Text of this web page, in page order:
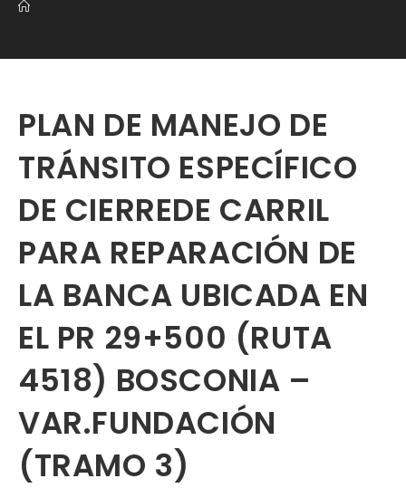
PLAN DE MANEJO DE
TRÁNSITO ESPECÍFICO
DE CIERREDE CARRIL
PARA REPARACIÓN DE
LA BANCA UBICADA EN
EL PR 29+500 (RUTA
4518) BOSCONIA –
VAR.FUNDACIÓN
(TRAMO 3)